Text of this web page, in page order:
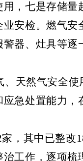
，七是存储量
安检。燃气安
器、灶具等逐
天然气安全使
急处置能力，
，其中已整改
工作，逐项梳